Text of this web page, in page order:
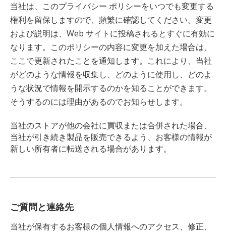
当社は、このプライバシー ポリシーをいつでも変更する
権利を留保しますので、頻繁に確認してください。変更
および説明は、Web サイトに投稿されるとすぐに有効に
なります。このポリシーの内容に変更を加えた場合は、
ここで更新されたことを通知します。これにより、当社
がどのような情報を収集し、どのように使用し、どのよ
うな状況で情報を開示するのかを知ることができます。
そうするのには理由があるのでお知らせします。
当社のストアが他の会社に買収または合併された場合、
当社が引き続き製品を販売できるよう、お客様の情報が
新しい所有者に転送される場合があります。
ご質問と連絡先
当社が保有するお客様の個人情報へのアクセス、修正、